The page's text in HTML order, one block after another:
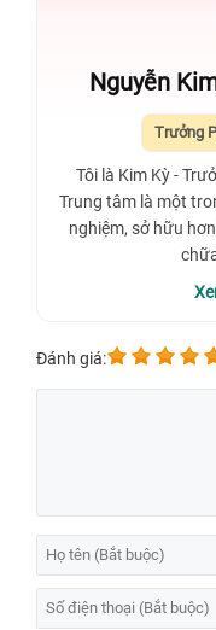
Nguyễn
Trưởng
Tôi là Kim Kỳ -
Trung tâm là một
nghiệm, sở hữu
Đánh giá: